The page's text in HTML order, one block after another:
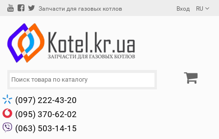
Запчасти для газовых котлов Вход RU
(097) 222-43-20
(095) 370-62-02
(063) 503-14-15